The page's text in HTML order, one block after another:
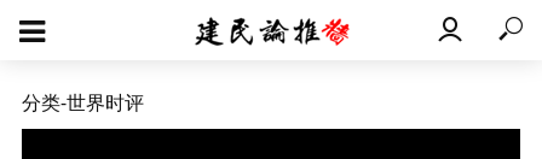
分类-世界时评